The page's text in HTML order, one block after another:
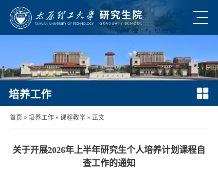
培养工作
首页 » 培养工作 » 课程教学 » 正文
关于开展2026年上半年研究生个人培养计划课程自
查工作的通知